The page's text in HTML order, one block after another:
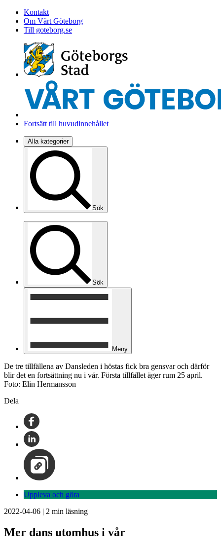
Kontakt
Om Vårt Göteborg
Till goteborg.se
Fortsätt till huvudinnehållet
Alla kategorier
Sök
Sök
Meny
De tre tillfällena av Dansleden i höstas fick bra gensvar och därför
blir det en fortsättning nu i vår. Första tillfället äger rum 25 april.
Foto: Elin Hermansson
Dela
Uppleva och göra
2022-04-06 | 2 min läsning
Mer dans utomhus i vår